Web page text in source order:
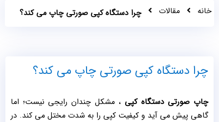
خانه مقالات چرا دستگاه کپی صورتی چاپ می کند؟
چرا دستگاه کپی صورتی چاپ می کند؟
چاپ صورتی دستگاه کپی ، مشکل چندان رایجی نیست؛ اما
گاهی پیش می آید و کیفیت کپی را به شدت مختل می کند. در